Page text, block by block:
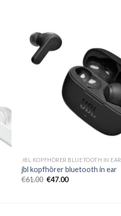
JBL KOPFHÖRER BLUETOOTH IN EAR
jbl kopfhörer bluetooth in ear
€61.00 €47.00